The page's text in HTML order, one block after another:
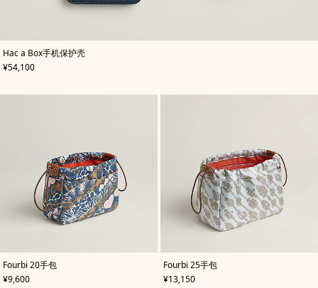
Hac a Box手机保护壳
,颜
色:
蓝
,
价格
¥54,100
Fourbi 20手包
,颜
色:
蓝
,
价格
¥9,600
Fourbi 25手包
,颜
色:
蓝
,
价格
¥13,150